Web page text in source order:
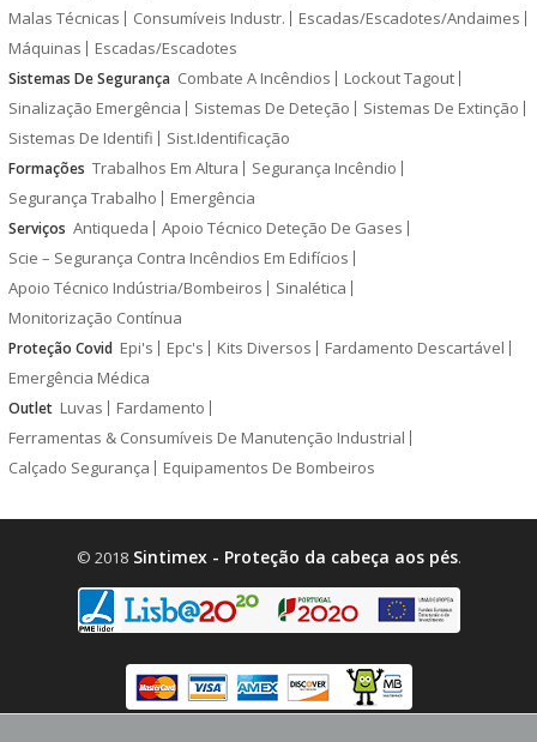
Malas Técnicas
Consumíveis Industr.
Escadas/Escadotes/Andaimes
Máquinas
Escadas/Escadotes
Sistemas De Segurança Combate A Incêndios
Lockout Tagout
Sinalização Emergência
Sistemas De Deteção
Sistemas De Extinção
Sistemas De Identifi
Sist.Identificação
Formações Trabalhos Em Altura
Segurança Incêndio
Segurança Trabalho
Emergência
Serviços Antiqueda
Apoio Técnico Deteção De Gases
Scie – Segurança Contra Incêndios Em Edifícios
Apoio Técnico Indústria/Bombeiros
Sinalética
Monitorização Contínua
Proteção Covid Epi's Epc's Kits Diversos
Fardamento Descartável
Emergência Médica
Outlet Luvas
Fardamento
Ferramentas & Consumíveis De Manutenção Industrial
Calçado Segurança
Equipamentos De Bombeiros
© 2018Sintimex - Proteção da cabeça aos pés.